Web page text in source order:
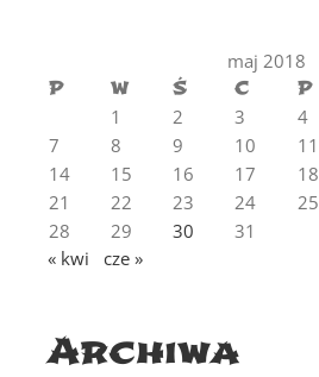
maj 2018
P
W Ś C P
1
2 3 4
7
8 9 10 11
14
15 16 17 18
21
22 23 24 25
28
29 30
31
« kwi
cze »
Archiwa